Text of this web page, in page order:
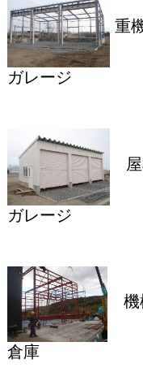
重
ガレージ
屋
ガレージ
機
倉庫